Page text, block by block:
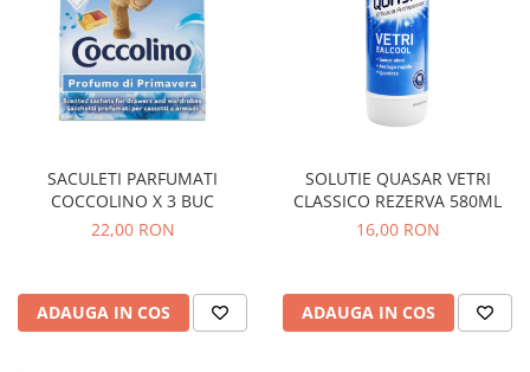
SACULETI PARFUMATI
COCCOLINO X 3 BUC
22,00 RON
ADAUGA IN COS
SOLUTIE QUASAR VETRI
CLASSICO REZERVA 580ML
16,00 RON
ADAUGA IN COS